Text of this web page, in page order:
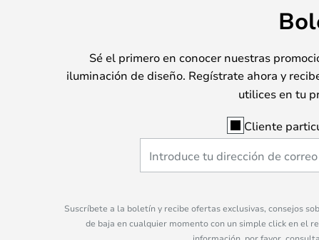
Sé el primero en conocer nuestras
iluminación de diseño. Regístrate ahora y
utilices en tu
Cliente
Suscríbete a la boletín y recibe ofertas exclusivas, consejos
de baja en cualquier momento con un simple click en el